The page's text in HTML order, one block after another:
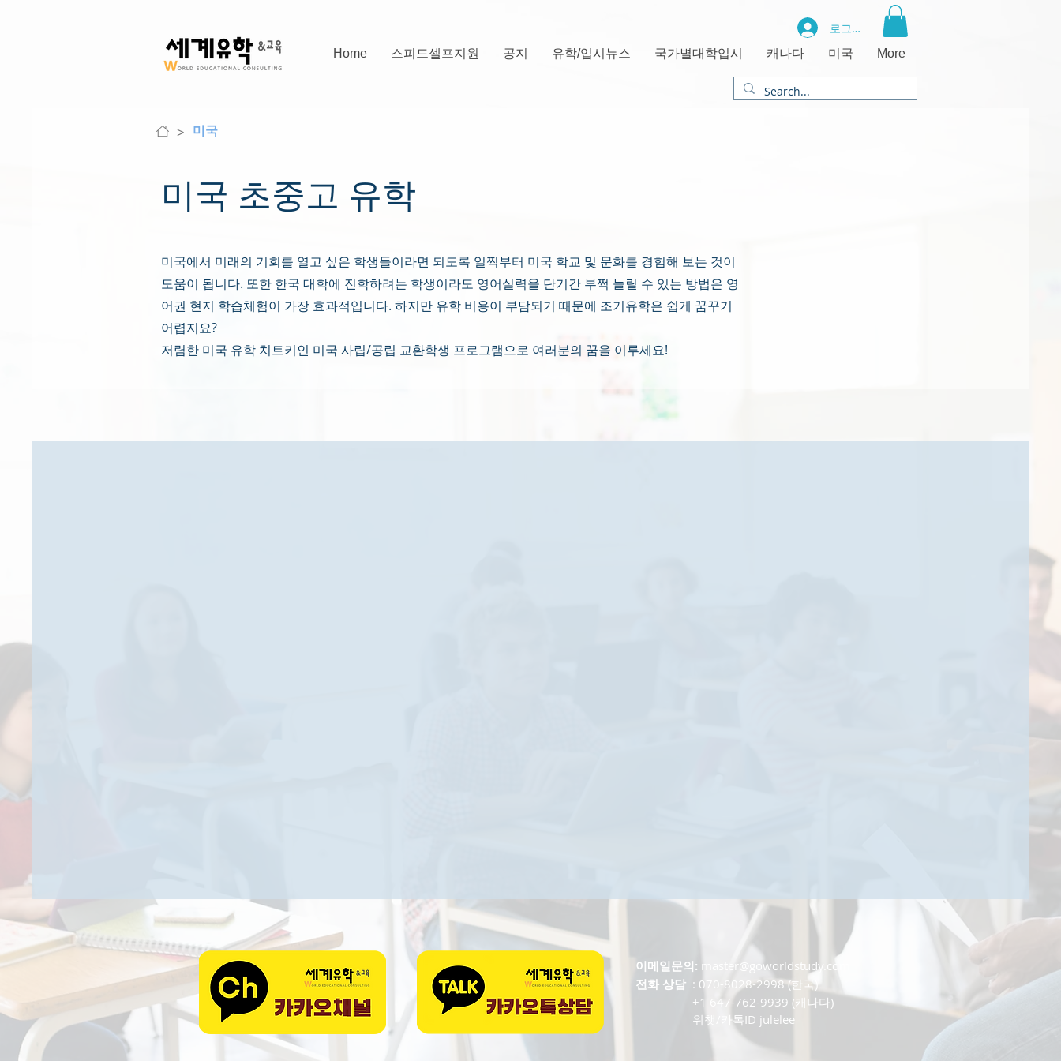
로그인
Home 스피드셀프지원 공지 유학/입시뉴스 국가별대학입시 캐나다 미국 More
> 미국
미국 초중고 유학
미국에서 미래의 기회를 열고 싶은 학생들이라면 되도록 일찍부터 미국 학교 및 문화를 경험해 보는 것이
도움이 됩니다. 또한 한국 대학에 진학하려는 학생이라도 영어실력을 단기간 부쩍 늘릴 수 있는 방법은 영
어권 현지 학습체험이 가장 효과적입니다. 하지만 유학 비용이 부담되기 때문에 조기유학은 쉽게 꿈꾸기
어렵지요?
저렴한 미국 유학 치트키인 미국 사립/공립 교환학생 프로그램으로 여러분의 꿈을 이루세요!
이메일문의: master@goworldstudy.com
전화 상담 : 070-8028-2998 (한국)
+1 647-762-9939 (캐나다)
위챗/카톡ID julelee